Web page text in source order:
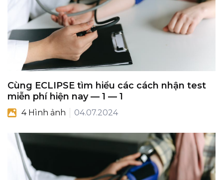
Cùng ECLIPSE tìm hiểu các cách nhận test
miễn phí hiện nay — 1 — 1
4 Hình ảnh 04.07.2024